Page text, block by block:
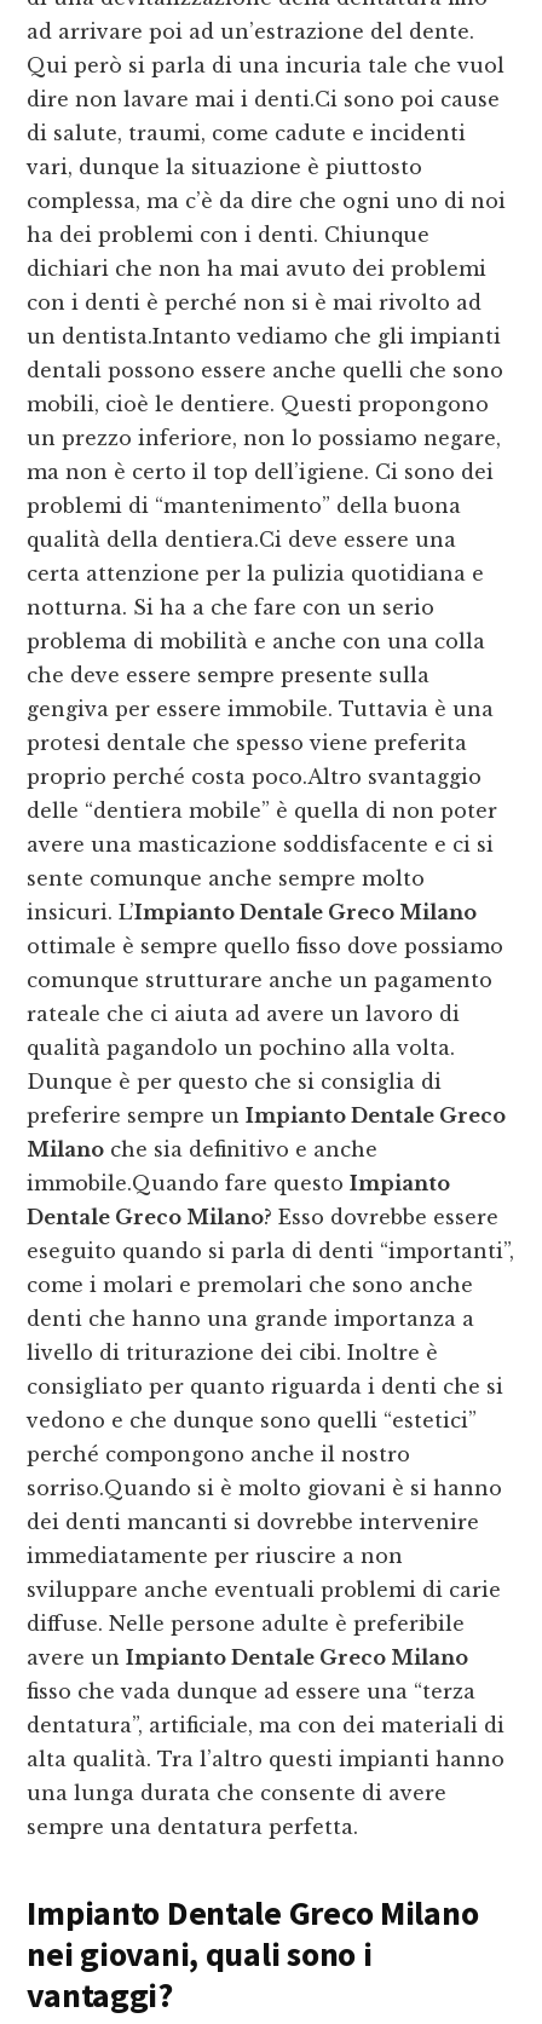
ad arrivare poi ad un’estrazione del dente.
Qui però si parla di una incuria tale che vuol
dire non lavare mai i denti.Ci sono poi cause
di salute, traumi, come cadute e incidenti
vari, dunque la situazione è piuttosto
complessa, ma c’è da dire che ogni uno di noi
ha dei problemi con i denti. Chiunque
dichiari che non ha mai avuto dei problemi
con i denti è perché non si è mai rivolto ad
un dentista.Intanto vediamo che gli impianti
dentali possono essere anche quelli che sono
mobili, cioè le dentiere. Questi propongono
un prezzo inferiore, non lo possiamo negare,
ma non è certo il top dell’igiene. Ci sono dei
problemi di “mantenimento” della buona
qualità della dentiera.Ci deve essere una
certa attenzione per la pulizia quotidiana e
notturna. Si ha a che fare con un serio
problema di mobilità e anche con una colla
che deve essere sempre presente sulla
gengiva per essere immobile. Tuttavia è una
protesi dentale che spesso viene preferita
proprio perché costa poco.Altro svantaggio
delle “dentiera mobile” è quella di non poter
avere una masticazione soddisfacente e ci si
sente comunque anche sempre molto
insicuri. L’Impianto Dentale Greco Milano
ottimale è sempre quello fisso dove possiamo
comunque strutturare anche un pagamento
rateale che ci aiuta ad avere un lavoro di
qualità pagandolo un pochino alla volta.
Dunque è per questo che si consiglia di
preferire sempre unImpianto Dentale Greco
Milano che sia definitivo e anche
immobile.Quando fare questoImpianto
Dentale Greco Milano? Esso dovrebbe essere
eseguito quando si parla di denti “importanti”,
come i molari e premolari che sono anche
denti che hanno una grande importanza a
livello di triturazione dei cibi. Inoltre è
consigliato per quanto riguarda i denti che si
vedono e che dunque sono quelli “estetici”
perché compongono anche il nostro
sorriso.Quando si è molto giovani è si hanno
dei denti mancanti si dovrebbe intervenire
immediatamente per riuscire a non
sviluppare anche eventuali problemi di carie
diffuse. Nelle persone adulte è preferibile
avere unImpianto Dentale Greco Milano
fisso che vada dunque ad essere una “terza
dentatura”, artificiale, ma con dei materiali di
alta qualità. Tra l’altro questi impianti hanno
una lunga durata che consente di avere
sempre una dentatura perfetta.
Impianto Dentale Greco Milano
nei giovani, quali sono i
vantaggi?